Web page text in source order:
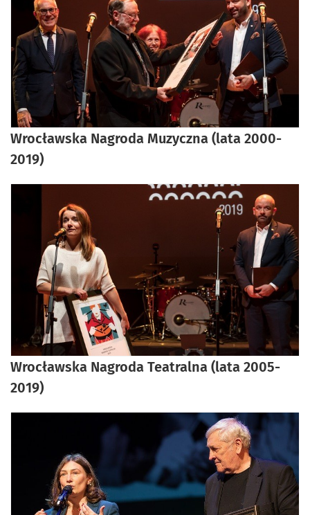
Wrocławska Nagroda Muzyczna (lata 2000-
2019)
Wrocławska Nagroda Teatralna (lata 2005-
2019)